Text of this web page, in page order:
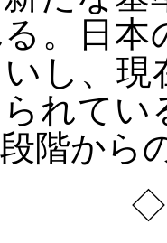
。日本
し、現
れて
階から